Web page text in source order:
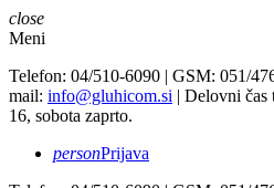
close
Meni
Telefon: 04/510-6090 | GSM: 051/
mail: info@gluhicom.si | Delovni
16, sobota zaprto.
personPrijava